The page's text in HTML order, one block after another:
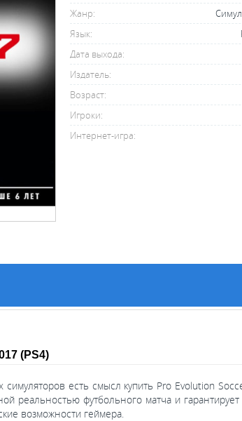
Жанр:
Язык:
Дата выхода:
Издатель:
Возраст:
Игроки:
Интернет-игра:
(PS4)
есть смысл купить Pro Evolution
реальностью футбольного матча и
возможности геймера.